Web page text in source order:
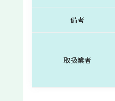
備考
取扱業者